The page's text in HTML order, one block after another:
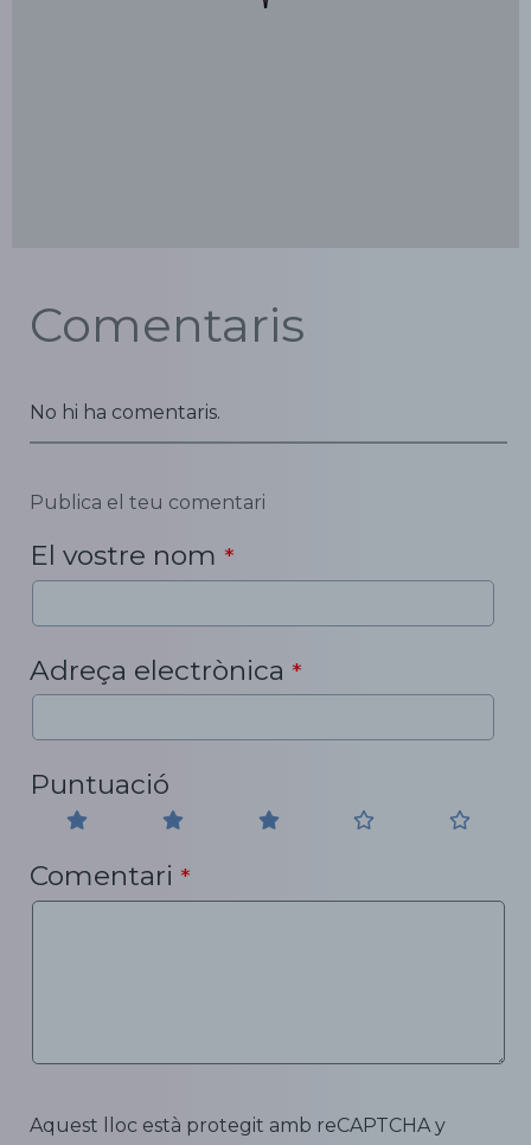
Comentaris
No hi ha comentaris.
Publica el teu comentari
El vostre nom *
Adreça electrònica *
Puntuació
Comentari *
Aquest lloc està protegit amb reCAPTCHA y